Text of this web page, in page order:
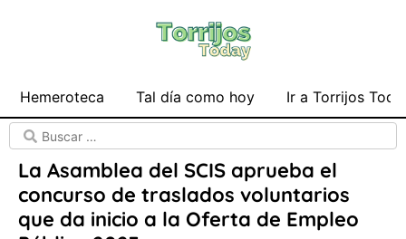
Hemeroteca Tal día como hoy Ir a Torrijos
La Asamblea del SCIS aprueba el
concurso de traslados voluntarios
que da inicio a la Oferta de Empleo